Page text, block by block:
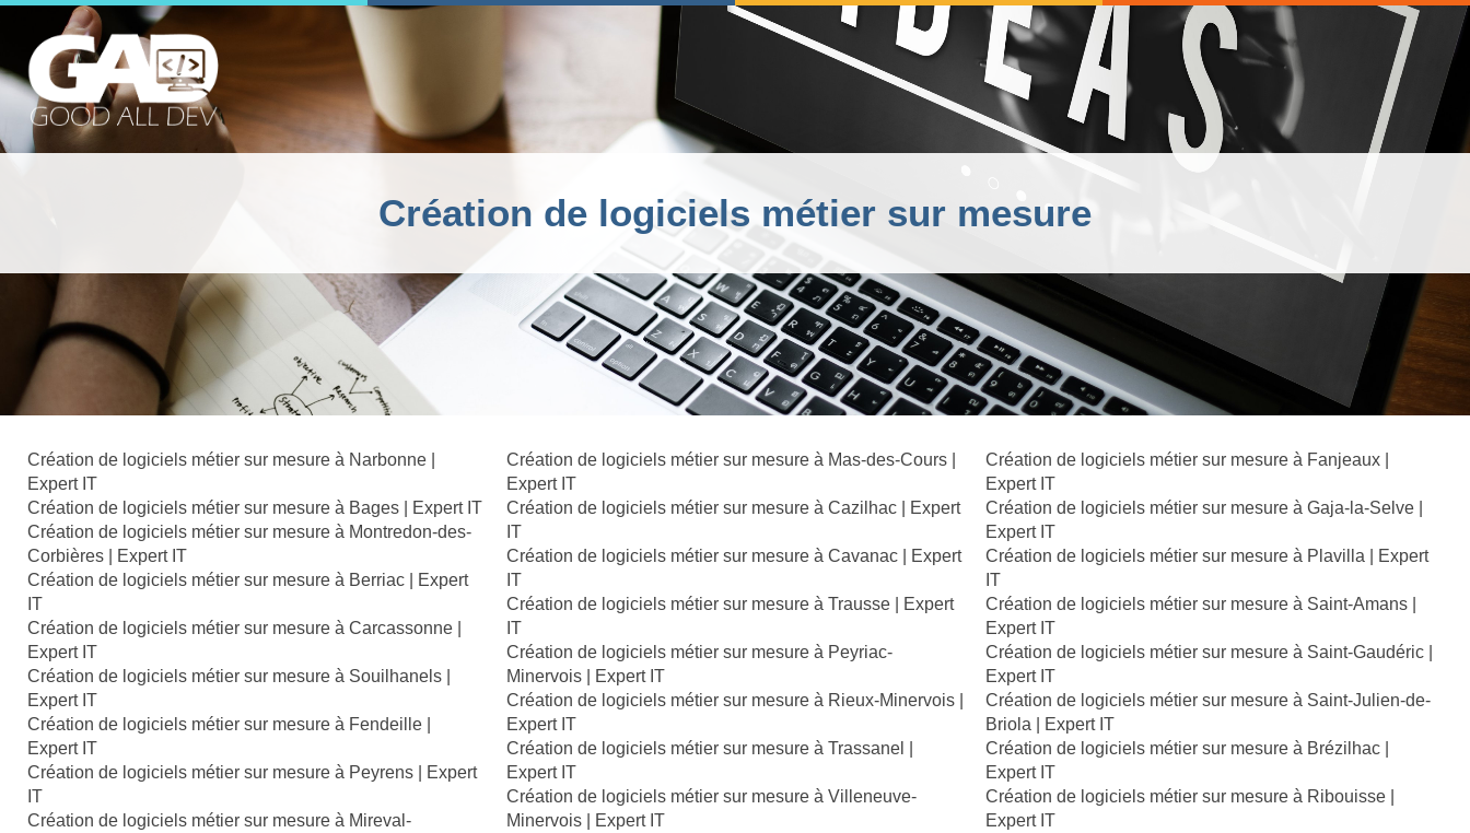
Création de logiciels métier sur mesure
Création de logiciels métier sur mesure à Narbonne |
Expert IT
Création de logiciels métier sur mesure à Bages | Expert IT
Création de logiciels métier sur mesure à Montredon-des-
Corbières | Expert IT
Création de logiciels métier sur mesure à Berriac | Expert
IT
Création de logiciels métier sur mesure à Carcassonne |
Expert IT
Création de logiciels métier sur mesure à Souilhanels |
Expert IT
Création de logiciels métier sur mesure à Fendeille |
Expert IT
Création de logiciels métier sur mesure à Peyrens | Expert
IT
Création de logiciels métier sur mesure à Mireval-
Création de logiciels métier sur mesure à Mas-des-Cours |
Expert IT
Création de logiciels métier sur mesure à Cazilhac | Expert
IT
Création de logiciels métier sur mesure à Cavanac | Expert
IT
Création de logiciels métier sur mesure à Trausse | Expert
IT
Création de logiciels métier sur mesure à Peyriac-
Minervois | Expert IT
Création de logiciels métier sur mesure à Rieux-Minervois |
Expert IT
Création de logiciels métier sur mesure à Trassanel |
Expert IT
Création de logiciels métier sur mesure à Villeneuve-
Minervois | Expert IT
Création de logiciels métier sur mesure à Fanjeaux |
Expert IT
Création de logiciels métier sur mesure à Gaja-la-Selve |
Expert IT
Création de logiciels métier sur mesure à Plavilla | Expert
IT
Création de logiciels métier sur mesure à Saint-Amans |
Expert IT
Création de logiciels métier sur mesure à Saint-Gaudéric |
Expert IT
Création de logiciels métier sur mesure à Saint-Julien-de-
Briola | Expert IT
Création de logiciels métier sur mesure à Brézilhac |
Expert IT
Création de logiciels métier sur mesure à Ribouisse |
Expert IT